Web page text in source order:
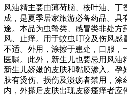
风油精主要由薄荷脑、桉叶油、丁
成，是夏季居家旅游必备药品。具
途。本品为虫螫类、感冒类非处方
风、止痒。用于蚊虫叮咬及伤风感
不适。外用，涂擦于患处，口服
医嘱。此外，新生儿也要忌用风油
新生儿娇嫩的皮肤和黏膜渗入。孕
肤有烫伤、损伤及溃疡者禁用，涂
内，外搽后皮肤出现皮疹瘙痒者应